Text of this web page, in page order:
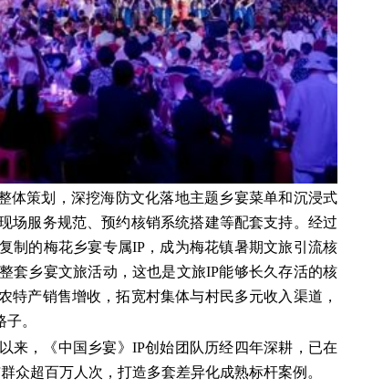
体策划，深挖海防文化落地主题乡宴菜单和沉浸式
场服务规范、预约核销系统搭建等配套支持。经过
制的梅花乡宴专属IP，成为梅花镇暑期文旅引流核
套乡宴文旅活动，这也是文旅IP能够长久存活的核
产销售增收，拓宽村集体与村民多元收入渠道，
。
来，《中国乡宴》IP创始团队历经四年深耕，已在
众超百万人次，打造多套差异化成熟标杆案例。